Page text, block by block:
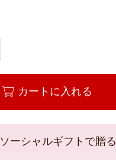
カートに入れる
ソーシャルギフトで贈る